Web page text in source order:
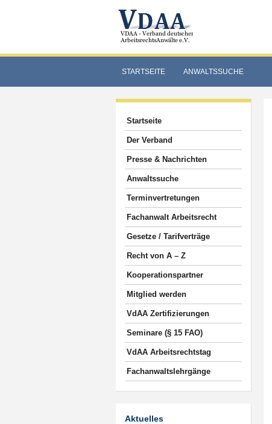
STARTSEITE ANWALTSSUCHE
Startseite
Der Verband
Presse & Nachrichten
Anwaltssuche
Terminvertretungen
Fachanwalt Arbeitsrecht
Gesetze / Tarifverträge
Recht von A – Z
Kooperationspartner
Mitglied werden
VdAA Zertifizierungen
Seminare (§ 15 FAO)
VdAA Arbeitsrechtstag
Fachanwaltslehrgänge
Aktuelles